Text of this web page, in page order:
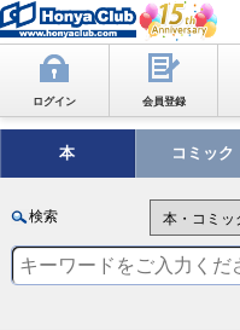
ログイン 会員登録
本 コミック
検索